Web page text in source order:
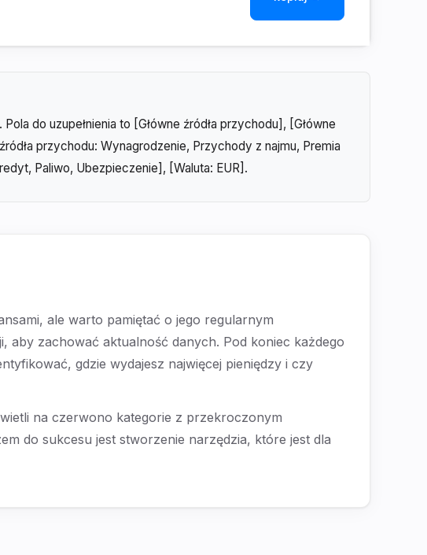
do uzupełnienia to [Główne źródła przychodu], [Główne
przychodu: Wynagrodzenie, Przychody z najmu, Premia
Paliwo, Ubezpieczenie], [Waluta: EUR].
ale warto pamiętać o jego regularnym
aby zachować aktualność danych. Pod koniec każdego
gdzie wydajesz najwięcej pieniędzy i czy
na czerwono kategorie z przekroczonym
do sukcesu jest stworzenie narzędzia, które jest dla